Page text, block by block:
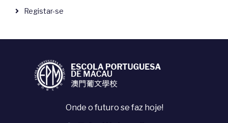
Registar-se
Onde o futuro se faz hoje!